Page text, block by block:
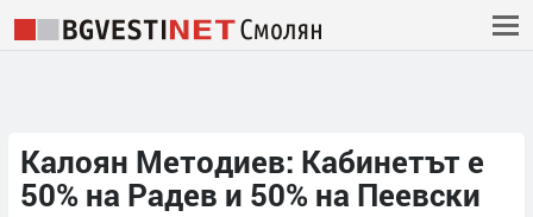
Калоян Методиев: Кабинетът е
50% на Радев и 50% на Пеевски